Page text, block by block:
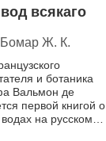
всякаго
Ж. К.
и ботаника
Вальмон де
первой книгой о
на русском